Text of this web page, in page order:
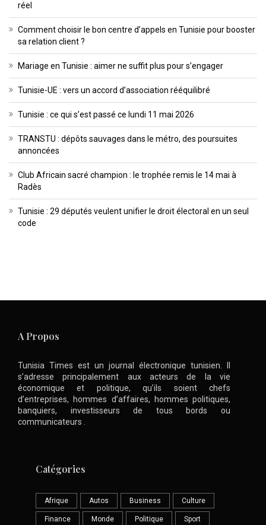
réel
Comment choisir le bon centre d’appels en Tunisie pour booster
sa relation client ?
Mariage en Tunisie : aimer ne suffit plus pour s’engager
Tunisie-UE : vers un accord d’association rééquilibré
Tunisie : ce qui s’est passé ce lundi 11 mai 2026
TRANSTU : dépôts sauvages dans le métro, des poursuites
annoncées
Club Africain sacré champion : le trophée remis le 14 mai à
Radès
Tunisie : 29 députés veulent unifier le droit électoral en un seul
code
A Propos
Tunisia Times est un journal électronique tunisien. Il
s’adresse principalement aux acteurs de la vie
économique et politique, qu’ils soient chefs
d’entreprises, hommes d’affaires, hommes politiques,
banquiers, investisseurs de tous bords ou
communicateurs .
Catégories
Afrique Autos Business Culture
Finance Monde Politique Sport